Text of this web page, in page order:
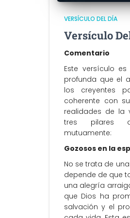
VERSÍCULO DEL DÍA
Versículo
Comentario
Este versículo
profunda que el
los creyentes
coherente con
realidades de la
tres pilares
mutuamente:
Gozosos en la
No se trata de
depende de que
una alegría
que Dios ha
salvación y el